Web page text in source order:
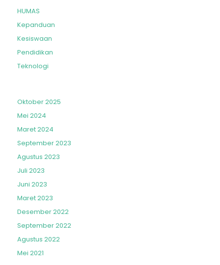
HUMAS
Kepanduan
Kesiswaan
Pendidikan
Teknologi
Oktober 2025
Mei 2024
Maret 2024
September 2023
Agustus 2023
Juli 2023
Juni 2023
Maret 2023
Desember 2022
September 2022
Agustus 2022
Mei 2021